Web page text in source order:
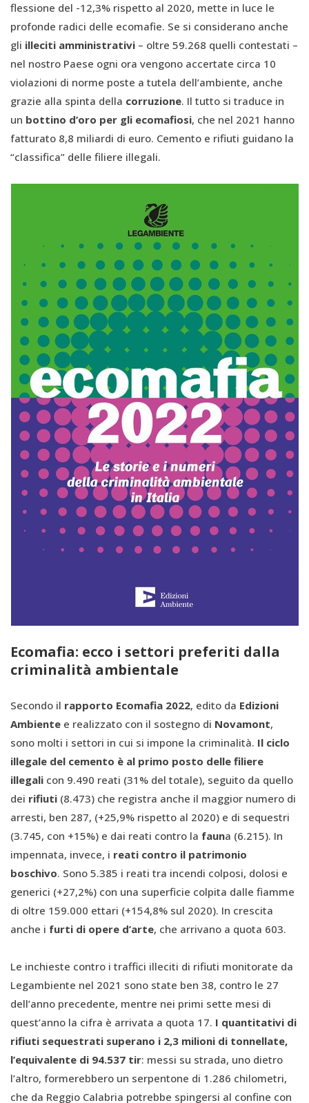
flessione del -12,3% rispetto al 2020, mette in luce le
profonde radici delle ecomafie. Se si considerano anche
gli illeciti amministrativi – oltre 59.268 quelli contestati –
nel nostro Paese ogni ora vengono accertate circa 10
violazioni di norme poste a tutela dell’ambiente, anche
grazie alla spinta della corruzione. Il tutto si traduce in
un bottino d’oro per gli ecomafiosi, che nel 2021 hanno
fatturato 8,8 miliardi di euro. Cemento e rifiuti guidano la
“classifica” delle filiere illegali.
Ecomafia: ecco i settori preferiti dalla
criminalità ambientale
Secondo il rapporto Ecomafia 2022, edito da Edizioni
Ambiente e realizzato con il sostegno di Novamont,
sono molti i settori in cui si impone la criminalità. Il ciclo
illegale del cemento è al primo posto delle filiere
illegali con 9.490 reati (31% del totale), seguito da quello
dei rifiuti (8.473) che registra anche il maggior numero di
arresti, ben 287, (+25,9% rispetto al 2020) e di sequestri
(3.745, con +15%) e dai reati contro la fauna (6.215). In
impennata, invece, i reati contro il patrimonio
boschivo. Sono 5.385 i reati tra incendi colposi, dolosi e
generici (+27,2%) con una superficie colpita dalle fiamme
di oltre 159.000 ettari (+154,8% sul 2020). In crescita
anche i furti di opere d’arte, che arrivano a quota 603.
Le inchieste contro i traffici illeciti di rifiuti monitorate da
Legambiente nel 2021 sono state ben 38, contro le 27
dell’anno precedente, mentre nei primi sette mesi di
quest’anno la cifra è arrivata a quota 17. I quantitativi di
rifiuti sequestrati superano i 2,3 milioni di tonnellate,
l’equivalente di 94.537 tir: messi su strada, uno dietro
l’altro, formerebbero un serpentone di 1.286 chilometri,
che da Reggio Calabria potrebbe spingersi al confine con